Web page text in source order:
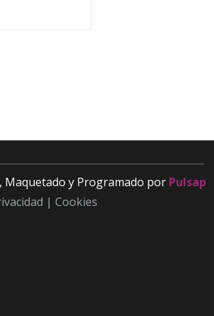
Maquetado y Programado por Pulsap
| Cookies